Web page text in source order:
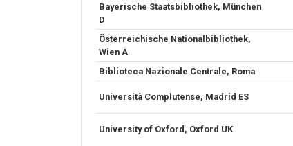
Bayerische Staatsbibliothek, München
D
Österreichische Nationalbibliothek,
Wien A
Biblioteca Nazionale Centrale, Roma
Università Complutense, Madrid ES
University of Oxford, Oxford UK